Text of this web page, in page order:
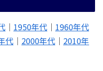
｜ 1950年代 ｜ 1960年代
代 ｜ 2000年代 ｜ 2010年